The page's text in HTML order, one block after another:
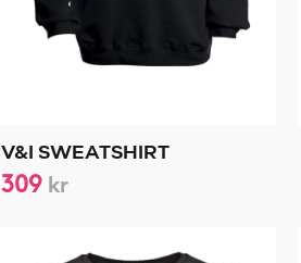
V&I SWEATSHIRT
309 kr